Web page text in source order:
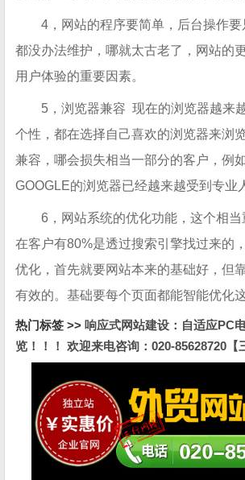
4，网站的程序要简单，后台操作
都没办法维护，哪就太古老了，网站的
用户体验的重要因素。
5，浏览器兼容 现在的浏览器越来
个性，都在选择自己喜欢的浏览器来浏
兼容，哪会损失相当一部分的客户，例
GOOGLE的浏览器已经越来越受到专业
6，网站系统的优化功能，这个相
在客户有80%是透过搜索引擎找过来的
优化，首先就要网站本来的基础好，但
有效的。基础要每个页面都能智能优化
热门标签 >> 响应式网站建设：自适应PC
览！！！ 欢迎来电咨询：020-85628720【